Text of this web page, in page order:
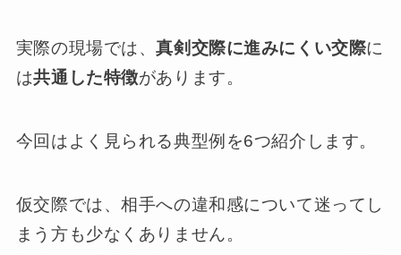
実際の現場では、真剣交際に進みにくい交際に
は共通した特徴があります。
今回はよく見られる典型例を6つ紹介します。
仮交際では、相手への違和感について迷ってし
まう方も少なくありません。